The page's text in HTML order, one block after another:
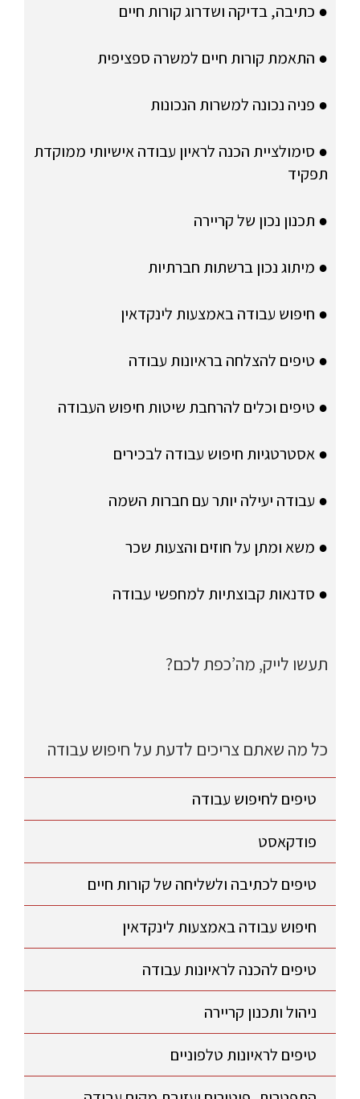
● כתיבה, בדיקה ושדרוג קורות חיים
● התאמת קורות חיים למשרה ספציפית
● פניה נכונה למשרות הנכונות
● סימולציית הכנה לראיון עבודה אישיותי ממוקדת
תפקיד
● תכנון נכון של קריירה
● מיתוג נכון ברשתות חברתיות
● חיפוש עבודה באמצעות לינקדאין
● טיפים להצלחה בראיונות עבודה
● טיפים וכלים להרחבת שיטות חיפוש העבודה
● אסטרטגיות חיפוש עבודה לבכירים
● עבודה יעילה יותר עם חברות השמה
● משא ומתן על חוזים והצעות שכר
● סדנאות קבוצתיות למחפשי עבודה
תעשו לייק, מה’כפת לכם?
כל מה שאתם צריכים לדעת על חיפוש עבודה
טיפים לחיפוש עבודה
פודקאסט
טיפים לכתיבה ולשליחה של קורות חיים
חיפוש עבודה באמצעות לינקדאין
טיפים להכנה לראיונות עבודה
ניהול ותכנון קריירה
טיפים לראיונות טלפוניים